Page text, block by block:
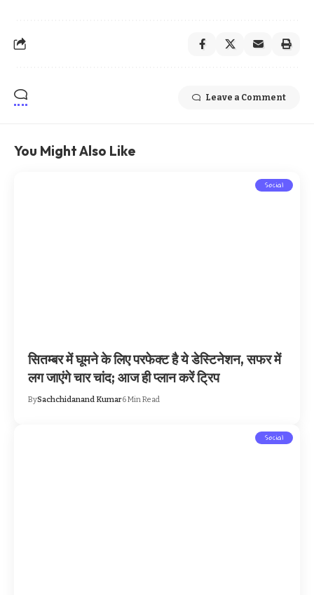
Leave a Comment
You Might Also Like
Social
सितम्बर में घूमने के लिए परफेक्ट है ये डेस्टिनेशन, सफर में
लग जाएंगे चार चांद; आज ही प्लान करें ट्रिप
BySachchidanand Kumar6 Min Read
Social